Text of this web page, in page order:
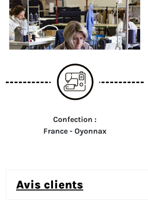
Confection :
France - Oyonnax
avis clients